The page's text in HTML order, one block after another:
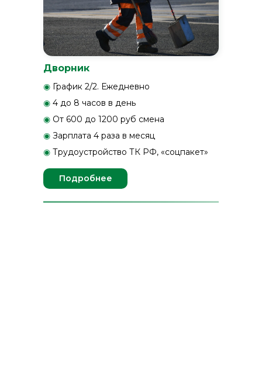
Дворник
◉ График 2/2. Ежедневно
◉ 4 до 8 часов в день
◉ От 600 до 1200 руб смена
◉ Зарплата 4 раза в месяц
◉ Трудоустройство ТК РФ, «соцпакет»
Подробнее